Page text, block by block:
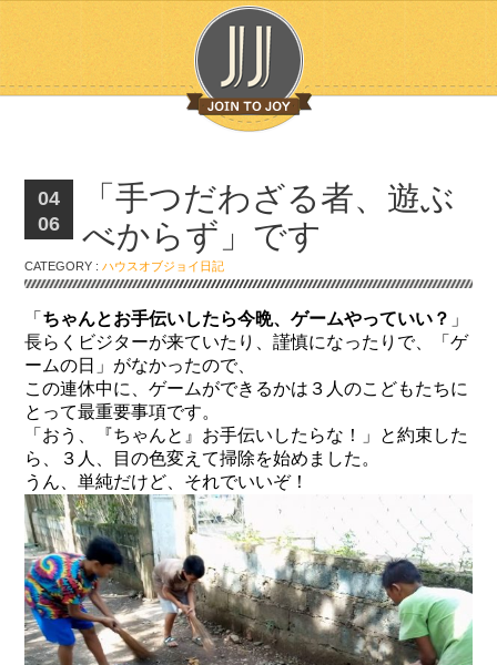
04
06
「手つだわざる者、遊ぶ
べからず」です
CATEGORY :ハウスオブジョイ日記
「 ちゃんとお手伝いしたら今晩、ゲームやっていい？ 」
長らくビジターが来ていたり、謹慎になったりで、「ゲ
ームの日」がなかったので、
この連休中に、ゲームができるかは３人のこどもたちに
とって最重要事項です。
「おう、『ちゃんと』お手伝いしたらな！」と約束した
ら、３人、目の色変えて掃除を始めました。
うん、単純だけど、それでいいぞ！